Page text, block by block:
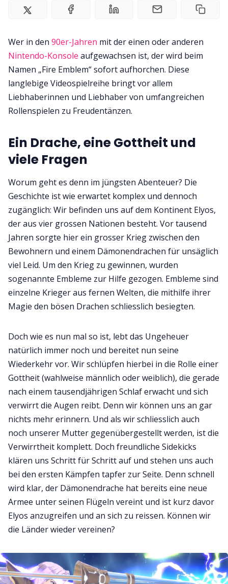
Wer in den 90er-Jahren mit der einen oder anderen
Nintendo-Konsole aufgewachsen ist, der wird beim
Namen „Fire Emblem“ sofort aufhorchen. Diese
langlebige Videospielreihe bringt vor allem
Liebhaberinnen und Liebhaber von umfangreichen
Rollenspielen zu Freudentänzen.
Ein Drache, eine Gottheit und
viele Fragen
Worum geht es denn im jüngsten Abenteuer? Die
Geschichte ist wie erwartet komplex und dennoch
zugänglich: Wir befinden uns auf dem Kontinent Elyos,
der aus vier grossen Nationen besteht. Vor tausend
Jahren sorgte hier ein grosser Krieg zwischen den
Bewohnern und einem Dämonendrachen für unsäglich
viel Leid. Um den Krieg zu gewinnen, wurden
sogenannte Embleme zur Hilfe gezogen. Embleme sind
einzelne Krieger aus fernen Welten, die mithilfe ihrer
Magie den bösen Drachen schliesslich besiegten.
Doch wie es nun mal so ist, lebt das Ungeheuer
natürlich immer noch und bereitet nun seine
Wiederkehr vor. Wir schlüpfen hierbei in die Rolle einer
Gottheit (wahlweise männlich oder weiblich), die gerade
nach einem tausendjährigen Schlaf erwacht und sich
verwirrt die Augen reibt. Denn wir können uns an gar
nichts mehr erinnern. Und als wir schliesslich auch
noch unserer Mutter gegenübergestellt werden, ist die
Verwirrtheit komplett. Doch freundliche Sidekicks
klären uns Schritt für Schritt auf und stehen uns auch
bei den ersten Kämpfen tapfer zur Seite. Denn schnell
wird klar, der Dämonendrache hat bereits eine neue
Armee unter seinen Flügeln vereint und ist kurz davor
Elyos anzugreifen und an sich zu reissen. Können wir
die Länder wieder vereinen?